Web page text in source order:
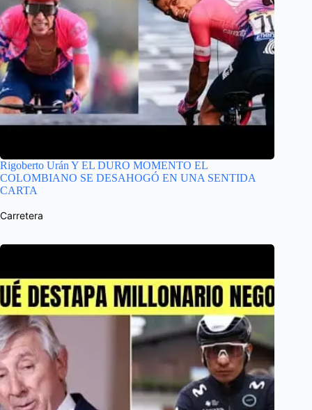
Rigoberto Urán Y EL DURO MOMENTO EL
COLOMBIANO SE DESAHOGÓ EN UNA SENTIDA
CARTA
Carretera